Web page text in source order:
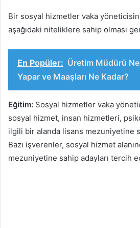
Bir sosyal hizmetler vaka
aşağıdaki niteliklere sahip olması
En Popüler: Üretim Müdürü
Yapar ve Maaşları Ne Kadar?
Eğitim: Sosyal hizmetler vaka
sosyal hizmet, insan hizmetleri,
ilgili bir alanda lisans mezuniyetine
Bazı işverenler, sosyal hizmet
mezuniyetine sahip adayları tercih